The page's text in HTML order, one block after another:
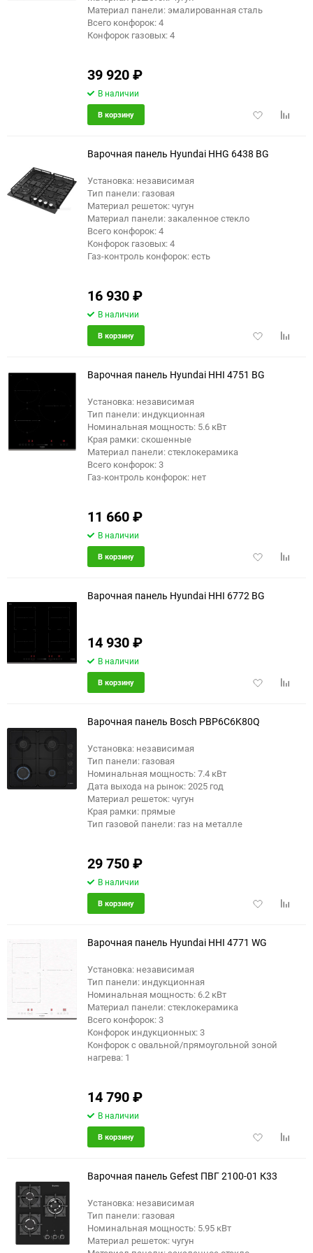
Материал панели: эмалированная сталь
Всего конфорок: 4
Конфорок газовых: 4
39 920₽
В наличии
Добавить
В корзину
Варочная панель Hyundai HHG 6438 BG
Установка: независимая
Тип панели: газовая
Материал решеток: чугун
Материал панели: закаленное стекло
Всего конфорок: 4
Конфорок газовых: 4
Газ-контроль конфорок: есть
16 930₽
В наличии
Добавить
В корзину
Варочная панель Hyundai HHI 4751 BG
Установка: независимая
Тип панели: индукционная
Номинальная мощность: 5.6 кВт
Края рамки: скошенные
Материал панели: стеклокерамика
Всего конфорок: 3
Газ-контроль конфорок: нет
11 660₽
В наличии
Добавить
В корзину
Варочная панель Hyundai HHI 6772 BG
14 930₽
В наличии
Добавить
В корзину
Варочная панель Bosch PBP6C6K80Q
Установка: независимая
Тип панели: газовая
Номинальная мощность: 7.4 кВт
Дата выхода на рынок: 2025 год
Материал решеток: чугун
Края рамки: прямые
Тип газовой панели: газ на металле
29 750₽
В наличии
Добавить
В корзину
Варочная панель Hyundai HHI 4771 WG
Установка: независимая
Тип панели: индукционная
Номинальная мощность: 6.2 кВт
Материал панели: стеклокерамика
Всего конфорок: 3
Конфорок индукционных: 3
Конфорок с овальной/прямоугольной зоной
нагрева: 1
14 790₽
В наличии
Добавить
В корзину
Варочная панель Gefest ПВГ 2100-01 К33
Установка: независимая
Тип панели: газовая
Номинальная мощность: 5.95 кВт
Материал решеток: чугун